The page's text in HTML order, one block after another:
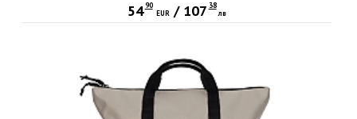
54 90
EUR/ 107 38
лв